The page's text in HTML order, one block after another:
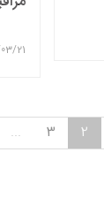
21
2
3
...